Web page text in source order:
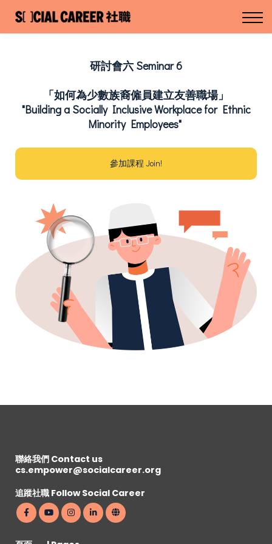
About us 關於我們
Sign in 登入 / Sign up 註冊
研討會六 Seminar 6
「如何為少數族裔僱員建立友善職場」
"Building a Socially Inclusive Workplace for Ethnic
Minority Employees"
參加課程 Join!
聯絡我們 Contact us
cs.empower@socialcareer.org
追蹤社職 Follow Social Career